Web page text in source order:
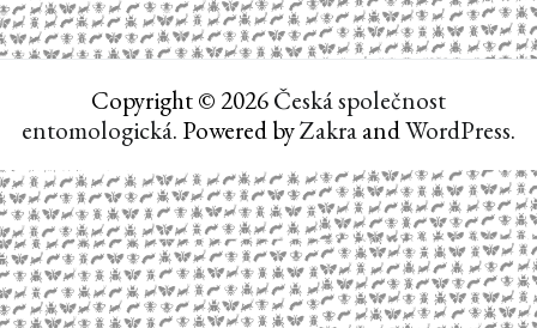
Copyright © 2026Česká společnost
entomologická. Powered byZakraandWordPress.